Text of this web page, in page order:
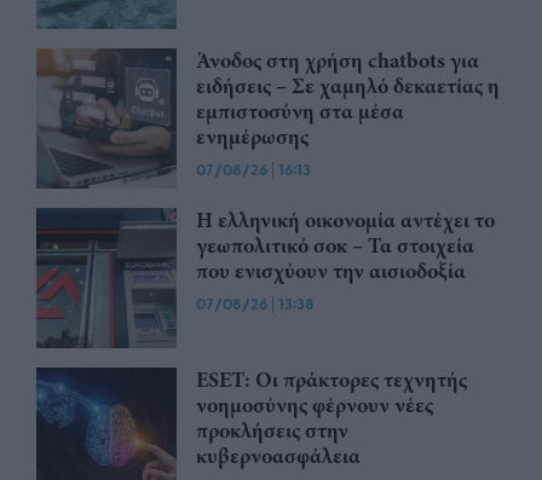
Άνοδος στη χρήση chatbots για
ειδήσεις – Σε χαμηλό δεκαετίας η
εμπιστοσύνη στα μέσα
ενημέρωσης
07/08/26 | 16:13
Η ελληνική οικονομία αντέχει το
γεωπολιτικό σοκ – Τα στοιχεία
που ενισχύουν την αισιοδοξία
07/08/26 | 13:38
ESET: Οι πράκτορες τεχνητής
νοημοσύνης φέρνουν νέες
προκλήσεις στην
κυβερνοασφάλεια